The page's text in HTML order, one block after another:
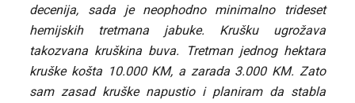
decenija, sada je neophodno minimalno trideset
hemijskih tretmana jabuke. Krušku ugrožava
takozvana kruškina buva. Tretman jednog hektara
kruške košta 10.000 KM, a zarada 3.000 KM. Zato
sam zasad kruške napustio i planiram da stabla